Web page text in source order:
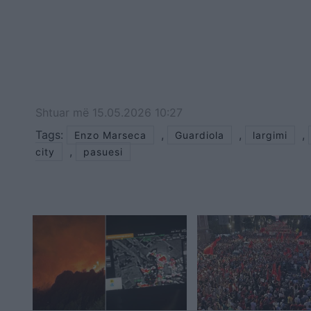
Shtuar më 15.05.2026 10:27
Tags:
Enzo Marseca , Guardiola , largimi ,
city , pasuesi